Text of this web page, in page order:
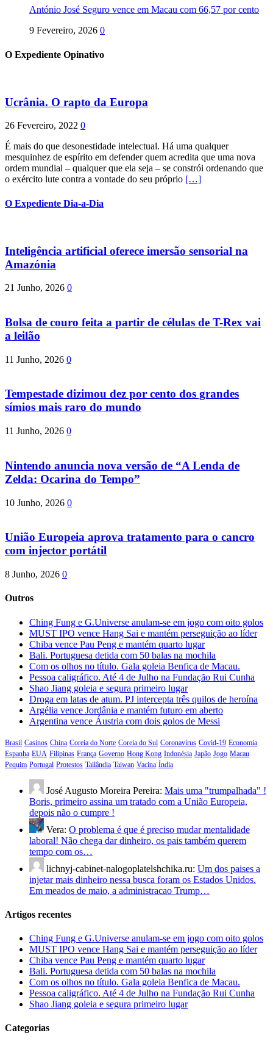
António José Seguro vence em Macau com 66,57 por cento
9 Fevereiro, 2026 0
O Expediente Opinativo
Ucrânia. O rapto da Europa
26 Fevereiro, 2022 0
É mais do que desonestidade intelectual. Há uma qualquer
mesquinhez de espírito em defender quem acredita que uma nova
ordem mundial – qualquer que ela seja – se constrói ordenando que
o exército lute contra a vontade do seu próprio […]
O Expediente Dia-a-Dia
Inteligência artificial oferece imersão sensorial na
Amazónia
21 Junho, 2026 0
Bolsa de couro feita a partir de células de T-Rex vai
a leilão
11 Junho, 2026 0
Tempestade dizimou dez por cento dos grandes
símios mais raro do mundo
11 Junho, 2026 0
Nintendo anuncia nova versão de “A Lenda de
Zelda: Ocarina do Tempo”
10 Junho, 2026 0
União Europeia aprova tratamento para o cancro
com injector portátil
8 Junho, 2026 0
Outros
Ching Fung e G.Universe anulam-se em jogo com oito golos
MUST IPO vence Hang Sai e mantém perseguição ao líder
Chiba vence Pau Peng e mantém quarto lugar
Bali. Portuguesa detida com 50 balas na mochila
Com os olhos no título. Gala goleia Benfica de Macau.
Pessoa caligráfico. Até 4 de Julho na Fundação Rui Cunha
Shao Jiang goleia e segura primeiro lugar
Droga em latas de atum. PJ intercepta três quilos de heroína
Argélia vence Jordânia e mantém futuro em aberto
Argentina vence Áustria com dois golos de Messi
Brasil Casinos China Coreia do Norte Coreia do Sul Coronavírus Covid-19 Economia
Espanha EUA Filipinas França Governo Hong Kong Indonésia Japão Jogo Macau
Pequim Portugal Protestos Tailândia Taiwan Vacina Índia
José Augusto Moreira Pereira: Mais uma "trumpalhada" !
Boris, primeiro assina um tratado com a União Europeia,
depois não o cumpre !
Vera: O problema é que é preciso mudar mentalidade
laboral! Não chega dar dinheiro, os pais também querem
tempo com os…
lichnyj-cabinet-nalogoplatelshchika.ru: Um dos paises a
injetar mais dinheiro nessa busca foram os Estados Unidos.
Em meados de maio, a administracao Trump…
Artigos recentes
Ching Fung e G.Universe anulam-se em jogo com oito golos
MUST IPO vence Hang Sai e mantém perseguição ao líder
Chiba vence Pau Peng e mantém quarto lugar
Bali. Portuguesa detida com 50 balas na mochila
Com os olhos no título. Gala goleia Benfica de Macau.
Pessoa caligráfico. Até 4 de Julho na Fundação Rui Cunha
Shao Jiang goleia e segura primeiro lugar
Categorias